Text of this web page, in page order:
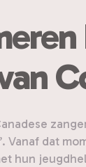
Vanaf
hun